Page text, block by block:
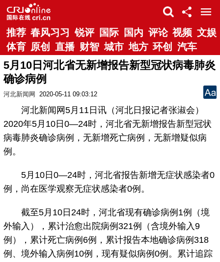
推荐 春风习习 锐评 国际 国内 评论 视频 文娱
体育 原创 直播 财智 城市 地方 环创 汽车
5月10日河北省无新增报告新型冠状病毒肺炎
确诊病例
河北新闻网 2020-05-11 09:03:12
河北新闻网5月11日讯（河北日报记者张淑会）
2020年5月10日0—24时，河北省无新增报告新型冠状
病毒肺炎确诊病例，无新增死亡病例，无新增疑似病
例。
5月10日0—24时，河北省报告新增无症状感染者0
例，尚在医学观察无症状感染者0例。
截至5月10日24时，河北省现有确诊病例1例（境
外输入），累计治愈出院病例321例（含境外输入9
例），累计死亡病例6例，累计报告本地确诊病例318
例、境外输入病例10例，现有疑似病例0例。累计追踪